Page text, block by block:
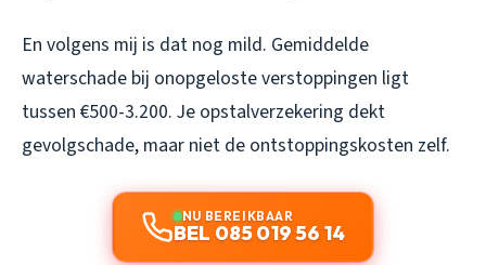
En volgens mij is dat nog mild. Gemiddelde
waterschade bij onopgeloste verstoppingen ligt
tussen €500-3.200. Je opstalverzekering dekt
gevolgschade, maar niet de ontstoppingskosten zelf.
NU BEREIKBAAR
BEL 085 019 56 14